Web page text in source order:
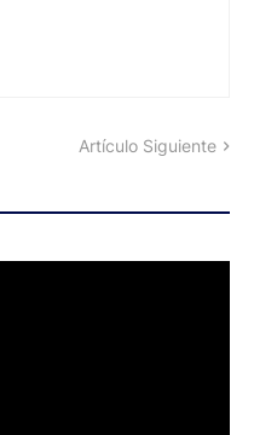
Artículo Siguiente